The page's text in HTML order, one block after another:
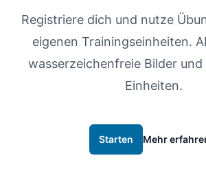
Registriere dich und nutze
eigenen Trainingseinheiten.
wasserzeichenfreie Bilder
Einheiten.
Starten Mehr